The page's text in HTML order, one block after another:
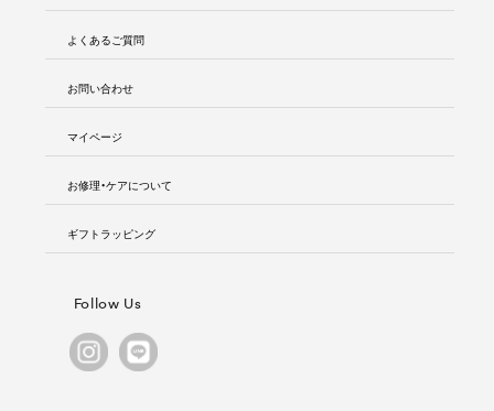
よくあるご質問
お問い合わせ
マイページ
お修理・ケアについて
ギフトラッピング
Follow Us